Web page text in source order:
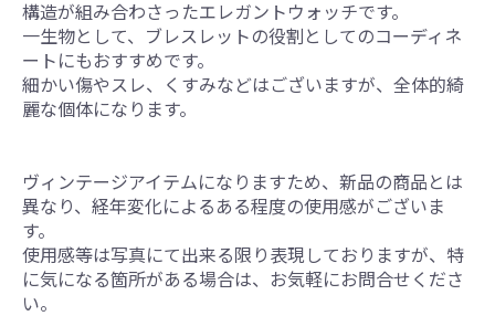
構造が組み合わさったエレガントウォッチです。
一生物として、ブレスレットの役割としてのコーディネ
ートにもおすすめです。
細かい傷やスレ、くすみなどはございますが、全体的綺
麗な個体になります。
ヴィンテージアイテムになりますため、新品の商品とは
異なり、経年変化によるある程度の使用感がございま
す。
使用感等は写真にて出来る限り表現しておりますが、特
に気になる箇所がある場合は、お気軽にお問合せくださ
い。